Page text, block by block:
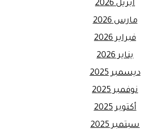
أبريل 2026
مارس 2026
فبراير 2026
يناير 2026
ديسمبر 2025
نوفمبر 2025
أكتوبر 2025
سبتمبر 2025